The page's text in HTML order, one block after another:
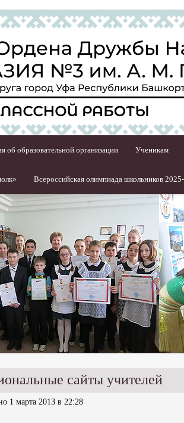
об образовательной организации Ученикам
Всероссийская олимпиада школьников
сайты учителей
1 марта 2013 в 22:28